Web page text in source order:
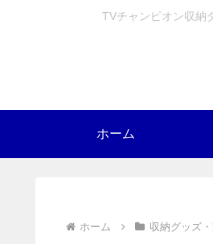
TVチャンピオン収納
ホーム
ホーム 収納グッズ